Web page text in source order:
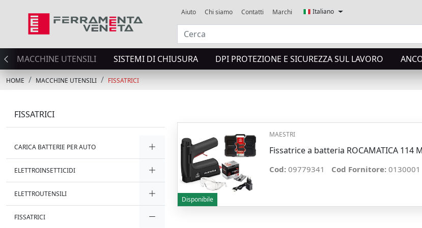
Aiuto Chi siamo Contatti Marchi Italiano
MACCHINE UTENSILI SISTEMI DI CHIUSURA DPI PROTEZIONE E SICUREZZA SUL LAVORO
HOME MACCHINE UTENSILI FISSATRICI
FISSATRICI
CARICA BATTERIE PER AUTO
ELETTROINSETTICIDI
ELETTROUTENSILI
FISSATRICI
Disponibile
MAESTRI
Fissatrice a batteria ROCAMATICA 114
Cod: 09779341 Cod Fornitore: 0130001